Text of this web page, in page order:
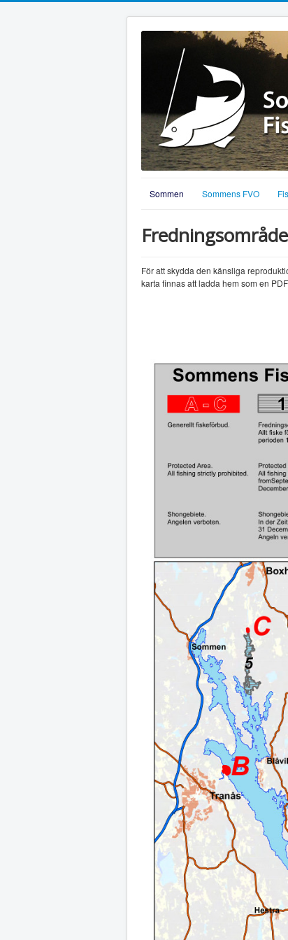
Sommen Sommens FVO
För att skydda den känsliga
karta finnas att ladda hem som en